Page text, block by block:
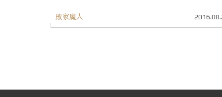
敗家魔人